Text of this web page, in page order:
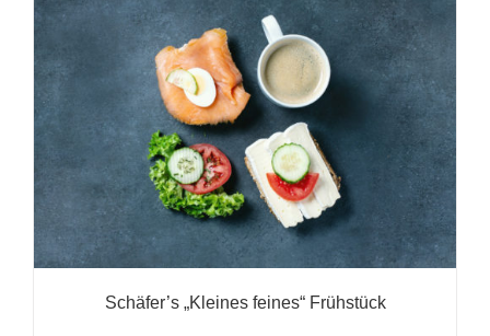
Schäfer’s „Kleines feines“ Frühstück